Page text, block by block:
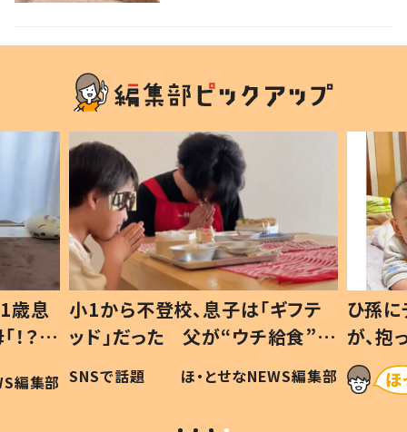
歳息
？」
編集部
小1から不登校、息子は「ギフテ
ッド」だった 父が“ウチ給食”を
作り続ける理由とは #令和の親
#令和の子
SNSで話題 ほ・とせなNEWS編集部
ひ孫
が、
「涙が
い」